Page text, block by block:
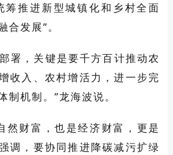
筹推进新型城镇化和乡村全面
合发展”。
署，关键是要千方百计推动农
收入、农村增活力，进一步完
制机制。”龙海波说。
然财富，也是经济财富，更是
调，要协同推进降碳减污扩绿